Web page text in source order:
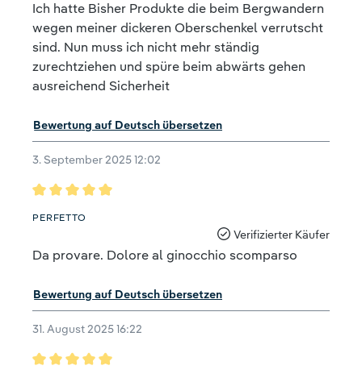
Ich hatte Bisher Produkte die beim Bergwandern
wegen meiner dickeren Oberschenkel verrutscht
sind. Nun muss ich nicht mehr ständig
zurechtziehen und spüre beim abwärts gehen
ausreichend Sicherheit
Bewertung auf Deutsch übersetzen
3. September 2025 12:02
Bewertung mit 5 von 5 Sternen
PERFETTO
Verifizierter Käufer
Da provare. Dolore al ginocchio scomparso
Bewertung auf Deutsch übersetzen
31. August 2025 16:22